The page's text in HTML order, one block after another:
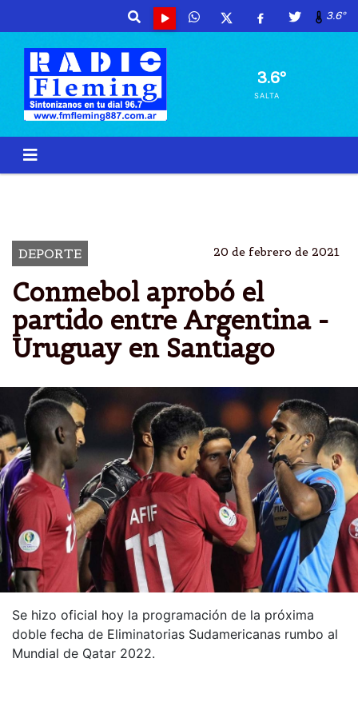
3.6º
3.6º
SALTA
DEPORTE 20 de febrero de 2021
Conmebol aprobó el
partido entre Argentina -
Uruguay en Santiago
Se hizo oficial hoy la programación de la próxima
doble fecha de Eliminatorias Sudamericanas rumbo al
Mundial de Qatar 2022.